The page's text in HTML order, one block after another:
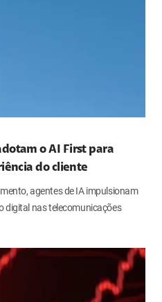
o AI First para
do cliente
agentes de IA impulsionam
digital nas telecomunicações